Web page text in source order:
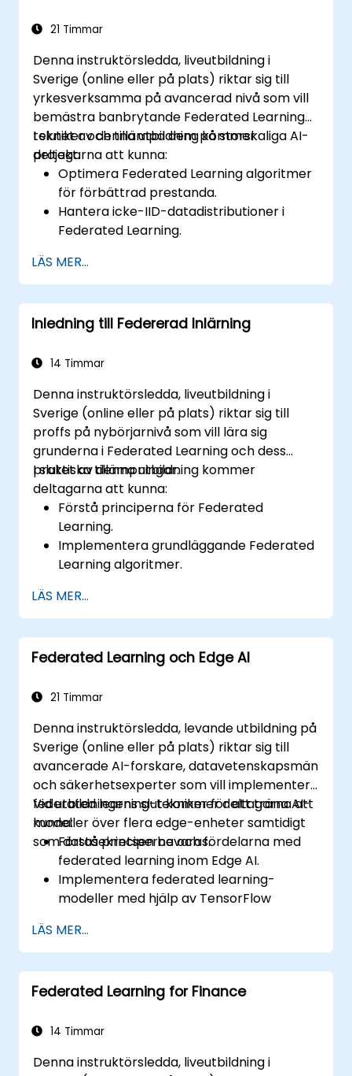
21 Timmar
Denna instruktörsledda, liveutbildning i
Sverige (online eller på plats) riktar sig till
yrkesverksamma på avancerad nivå som vill
bemästra banbrytande Federated Learning
tekniker och tillämpa dem på storskaliga AI-
projekt.
I slutet av denna utbildning kommer
deltagarna att kunna:
Optimera Federated Learning algoritmer
för förbättrad prestanda.
Hantera icke-IID-datadistributioner i
Federated Learning.
storskaliga distributioner.
Hantera sekretess, säkerhet och etiska
överväganden i avancerade Federated
Learning scenarier.
LÄS MER...
Inledning till Federerad Inlärning
14 Timmar
Denna instruktörsledda, liveutbildning i
Sverige (online eller på plats) riktar sig till
proffs på nybörjarnivå som vill lära sig
grunderna i Federated Learning och dess
praktiska tillämpningar.
I slutet av denna utbildning kommer
deltagarna att kunna:
Förstå principerna för Federated
Learning.
Implementera grundläggande Federated
Learning algoritmer.
med hjälp av Federated Learning.
Integrera Federated Learning i befintliga
AI-arbetsflöden.
LÄS MER...
Federated Learning och Edge AI
21 Timmar
Denna instruktörsledda, levande utbildning på
Sverige (online eller på plats) riktar sig till
avancerade AI-forskare, datavetenskapsmän
och säkerhetsexperter som vill implementera
federated learning-tekniker för att träna AI-
modeller över flera edge-enheter samtidigt
som datasekretsen bevaras.
Vid utbildningens slut kommer deltagarna att
kunna:
Förstå principerna och fördelarna med
federated learning inom Edge AI.
Implementera federated learning-
modeller med hjälp av TensorFlow
Optimerar AI-träning över distribuerade
edge-enheter.
Hantera utmaningar med datasekrets
och säkerhet i federated learning.
learning-system i praktiska tillämpningar.
LÄS MER...
Federated Learning for Finance
14 Timmar
Denna instruktörsledda, liveutbildning i